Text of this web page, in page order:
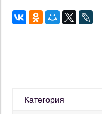
Категория